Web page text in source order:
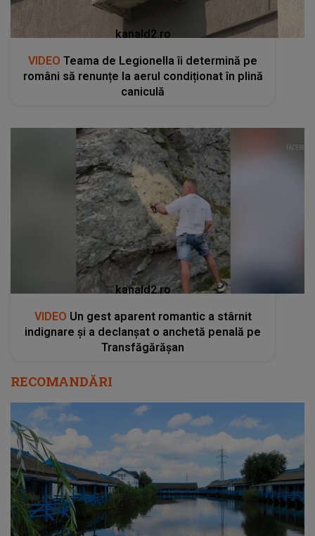
kanald2.ro
VIDEO Teama de Legionella îi determină pe
români să renunțe la aerul condiționat în plină
caniculă
kanald2.ro
VIDEO Un gest aparent romantic a stârnit
indignare și a declanșat o anchetă penală pe
Transfăgărășan
RECOMANDĂRI